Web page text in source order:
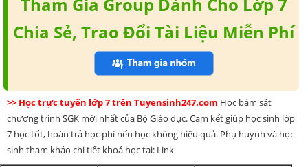
Chia Sẻ, Trao Đổi Tài Liệu Miễn Phí
>> Học trực tuyến lớp 7 trên Tuyensinh247.com Học bám sát
chương trình SGK mới nhất của Bộ Giáo dục. Cam kết giúp học sinh lớp
7 học tốt, hoàn trả học phí nếu học không hiệu quả. Phụ huynh và học
sinh tham khảo chi tiết khoá học tại: Link